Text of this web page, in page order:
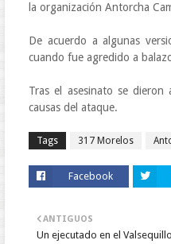
la organización Antorcha
De acuerdo a algunas
cuando fue agredido a
Tras el asesinato se
causas del ataque.
Tags 317 Morelos
Facebook
ANTIGUOS
Un ejecutado en el Valsequillo